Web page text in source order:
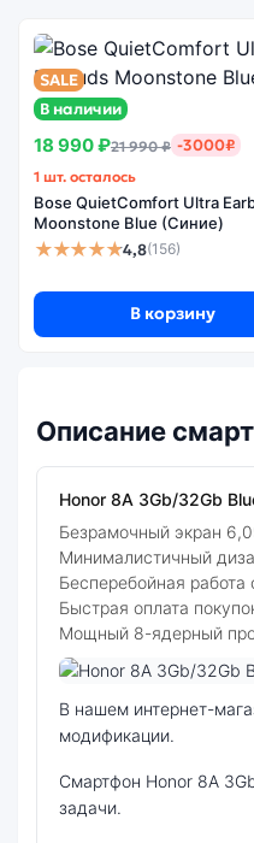
SALE
В наличии
18 990 ₽21 990 ₽ -3000₽
1 шт. осталось
Bose QuietComfort Ultra
Moonstone Blue (Синие)
★★★★★4,8(156)
В корзину
Описание
Honor 8A 3Gb/32Gb
Безрамочный экран
Минималистичный
Бесперебойная работа
Быстрая оплата
Мощный 8-ядерный
В нашем интернет-магазине вы можете купить оригинальный смартфон Honor 8A 3Gb/32Gb Blue (Синий) по выгодной цене. Стоимость смартфона Honor 8A зависит от выбранной
модификации.
смартфон Honor 8A 3Gb/32Gb Blue (Синий) — удачное сочетание цены, производительности и дизайна. Модель доступна в разных конфигурациях и цветах — выбирайте под свои
задачи.